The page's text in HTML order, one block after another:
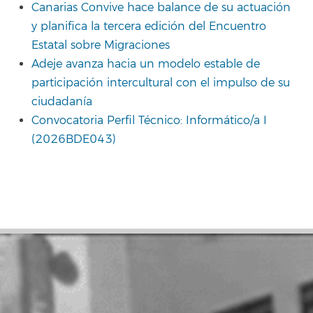
Canarias Convive hace balance de su actuación
y planifica la tercera edición del Encuentro
Estatal sobre Migraciones
Adeje avanza hacia un modelo estable de
participación intercultural con el impulso de su
ciudadanía
Convocatoria Perfil Técnico: Informático/a I
(2026BDE043)